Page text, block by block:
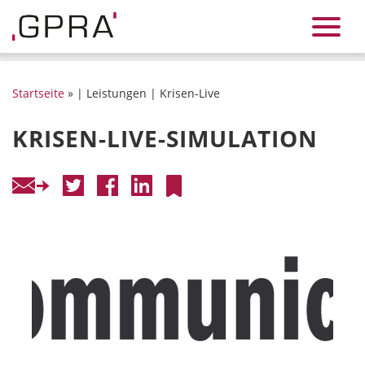
Startseite » | Leistungen | Krisen-Live
KRISEN-LIVE-SIMULATION